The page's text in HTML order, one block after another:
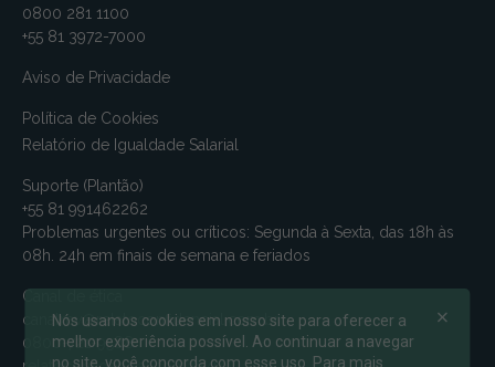
0800 281 1100
+55 81 3972-7000
Aviso de Privacidade
Política de Cookies
Relatório de Igualdade Salarial
Suporte (Plantão)
+55 81 991462262
Problemas urgentes ou críticos: Segunda à Sexta, das 18h às
08h. 24h em finais de semana e feriados
Canal de ética
canalmv@relatoconfidencial.com.br
0800-721-9588
Nós usamos cookies em nosso site para oferecer a
melhor experiência possível. Ao continuar a navegar
no site, você concorda com esse uso. Para mais